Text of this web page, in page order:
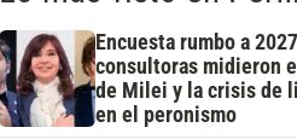
Encuesta rumbo a
consultoras midieron
de Milei y la crisis de
en el peronismo